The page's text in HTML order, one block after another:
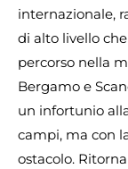
internazionale,
di alto livello
percorso nella
Bergamo e
un infortunio
campi, ma con
ostacolo.